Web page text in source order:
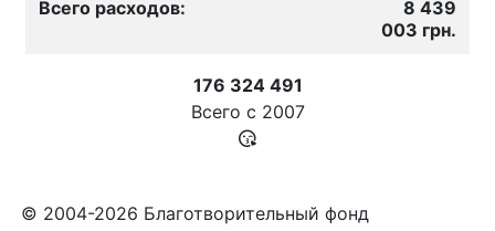
Всего расходов:
8 439
003 грн.
176 324 491
Всего с 2007
© 2004-2026 Благотворительный фонд